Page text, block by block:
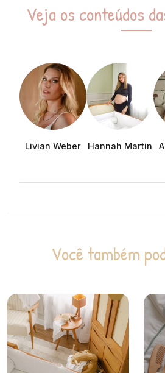
Veja os conteúdos
Livian Weber Hannah Martin
Você também